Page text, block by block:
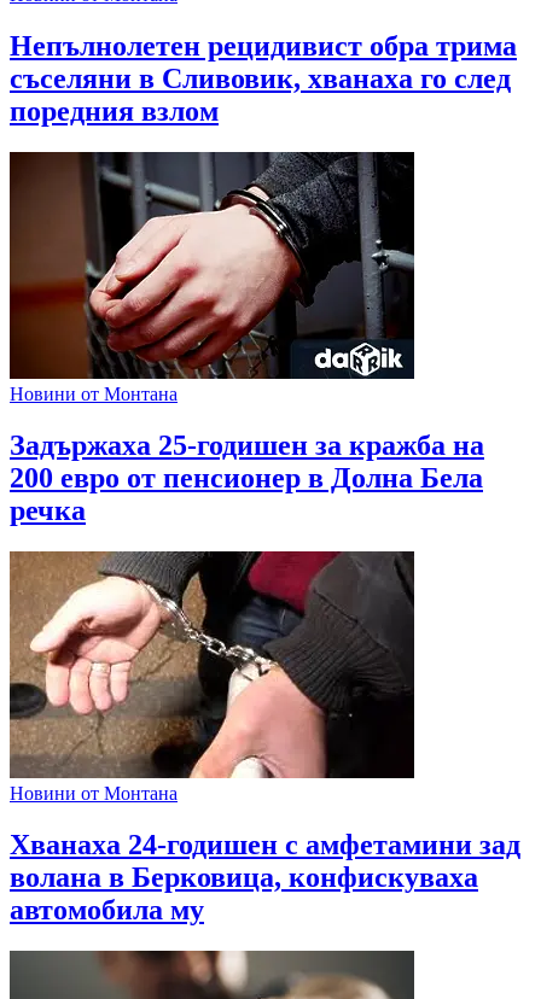
Непълнолетен рецидивист обра трима
съселяни в Сливовик, хванаха го след
поредния взлом
Новини от Монтана
Задържаха 25-годишен за кражба на
200 евро от пенсионер в Долна Бела
речка
Новини от Монтана
Хванаха 24-годишен с амфетамини зад
волана в Берковица, конфискуваха
автомобила му